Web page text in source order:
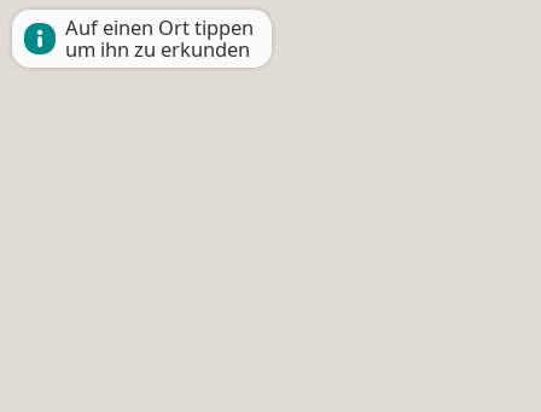
Auf einen Ort tippen
um ihn zu erkunden